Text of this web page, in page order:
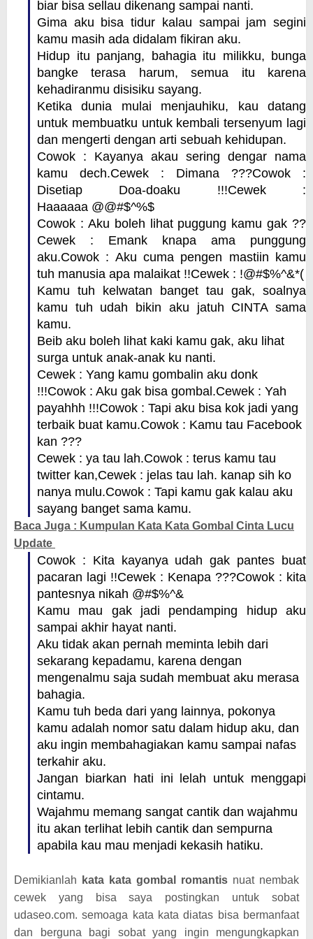
biar bisa sellau dikenang sampai nanti.
Gima aku bisa tidur kalau sampai jam segini
kamu masih ada didalam fikiran aku.
Hidup itu panjang, bahagia itu milikku, bunga
bangke terasa harum, semua itu karena
kehadiranmu disisiku sayang.
Ketika dunia mulai menjauhiku, kau datang
untuk membuatku untuk kembali tersenyum lagi
dan mengerti dengan arti sebuah kehidupan.
Cowok : Kayanya akau sering dengar nama
kamu dech.Cewek : Dimana ???Cowok :
Disetiap Doa-doaku !!!Cewek :
Haaaaaa @@#$^%$
Cowok : Aku boleh lihat puggung kamu gak ??
Cewek : Emank knapa ama punggung
aku.Cowok : Aku cuma pengen mastiin kamu
tuh manusia apa malaikat !!Cewek : !@#$%^&*(
Kamu tuh kelwatan banget tau gak, soalnya
kamu tuh udah bikin aku jatuh CINTA sama
kamu.
Beib aku boleh lihat kaki kamu gak, aku lihat
surga untuk anak-anak ku nanti.
Cewek : Yang kamu gombalin aku donk
!!!Cowok : Aku gak bisa gombal.Cewek : Yah
payahhh !!!Cowok : Tapi aku bisa kok jadi yang
terbaik buat kamu.Cowok : Kamu tau Facebook
kan ???
Cewek : ya tau lah.Cowok : terus kamu tau
twitter kan,Cewek : jelas tau lah. kanap sih ko
nanya mulu.Cowok : Tapi kamu gak kalau aku
sayang banget sama kamu.
Baca Juga : Kumpulan Kata Kata Gombal Cinta Lucu
Update
Cowok : Kita kayanya udah gak pantes buat
pacaran lagi !!Cewek : Kenapa ???Cowok : kita
pantesnya nikah @#$%^&
Kamu mau gak jadi pendamping hidup aku
sampai akhir hayat nanti.
Aku tidak akan pernah meminta lebih dari
sekarang kepadamu, karena dengan
mengenalmu saja sudah membuat aku merasa
bahagia.
Kamu tuh beda dari yang lainnya, pokonya
kamu adalah nomor satu dalam hidup aku, dan
aku ingin membahagiakan kamu sampai nafas
terkahir aku.
Jangan biarkan hati ini lelah untuk menggapi
cintamu.
Wajahmu memang sangat cantik dan wajahmu
itu akan terlihat lebih cantik dan sempurna
apabila kau mau menjadi kekasih hatiku.
Demikianlah kata kata gombal romantis nuat nembak
cewek yang bisa saya postingkan untuk sobat
udaseo.com. semoaga kata kata diatas bisa bermanfaat
dan berguna bagi sobat yang ingin mengungkapkan